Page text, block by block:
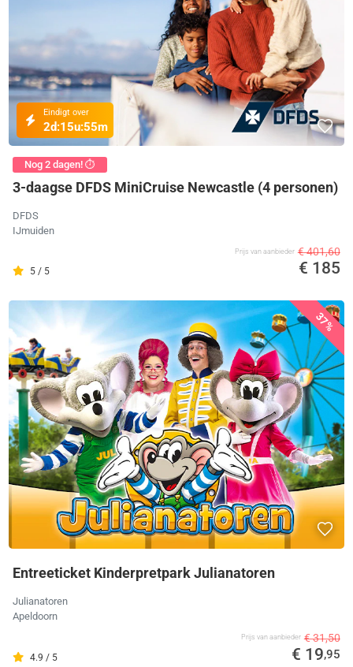
Eindigt over
2d:15u:55m
Nog 2 dagen! ⏱️
3-daagse DFDS MiniCruise Newcastle (4 personen)
DFDS
IJmuiden
5 / 5
Prijs van aanbieder € 401,60
€ 185
37%
Entreeticket Kinderpretpark Julianatoren
Julianatoren
Apeldoorn
4.9 / 5
Prijs van aanbieder € 31,50
€ 19,95